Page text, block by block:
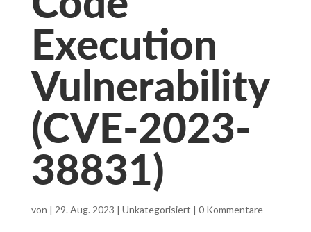
Execution
Vulnerability
(CVE-2023-
38831)
von | 29. Aug. 2023 | Unkategorisiert | 0 Kommentare